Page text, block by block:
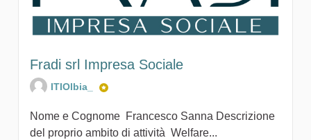
Fradi srl Impresa Sociale
ITIOlbia_
Nome e Cognome Francesco Sanna Descrizione
del proprio ambito di attività Welfare...